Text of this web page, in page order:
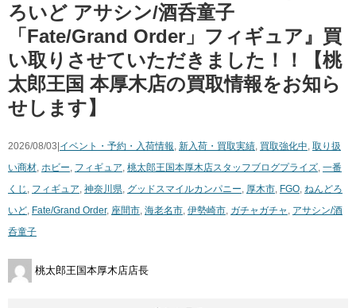
ろいど アサシン/酒呑童子
「Fate/Grand Order」フィギュア』買
い取りさせていただきました！！【桃
太郎王国 本厚木店の買取情報をお知ら
せします】
2026/08/03|イベント・予約・入荷情報 新入荷・買取実績 買取強化中 取り扱
い商材 ホビー フィギュア 桃太郎王国本厚木店スタッフブログプライズ 一番
くじ
フィギュア 神奈川県 グッドスマイルカンパニー 厚木市 FGO ねんどろ
いど Fate/Grand Order, 座間市 海老名市 伊勢崎市 ガチャガチャ
アサシン/酒
呑童子
桃太郎王国本厚木店店長